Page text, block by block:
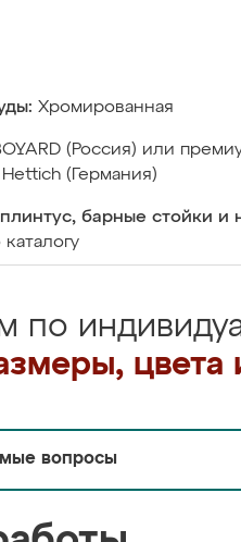
Хромированная
(Россия) или
(Германия)
барные стойки и
каталогу
по
цвета
вопросы